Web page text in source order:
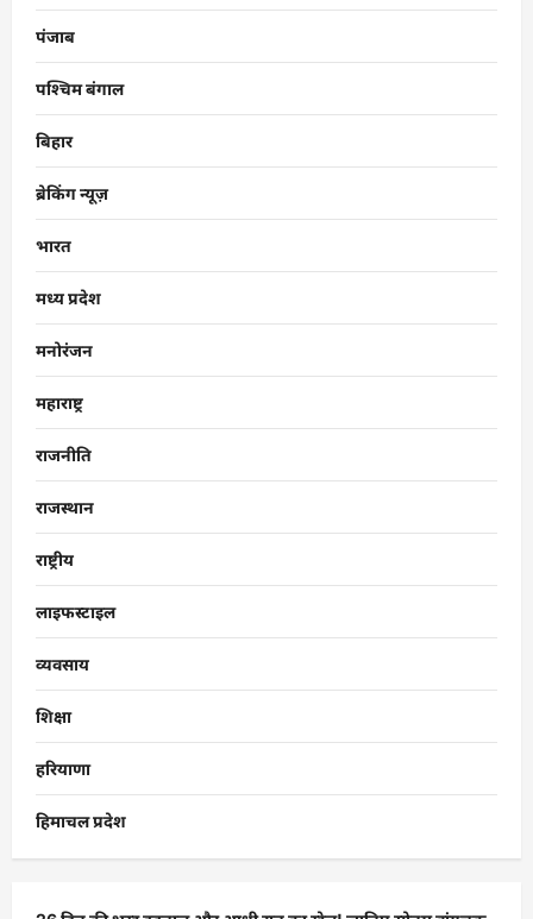
पंजाब
पश्चिम बंगाल
बिहार
ब्रेकिंग न्यूज़
भारत
मध्य प्रदेश
मनोरंजन
महाराष्ट्र
राजनीति
राजस्थान
राष्ट्रीय
लाइफस्टाइल
व्यवसाय
शिक्षा
हरियाणा
हिमाचल प्रदेश